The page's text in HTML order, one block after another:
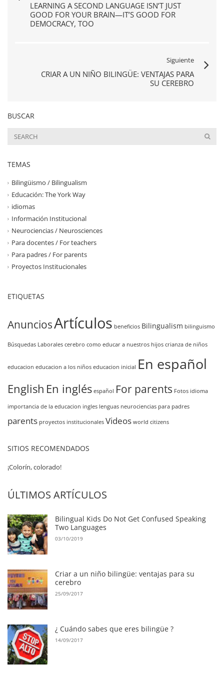
LEARNING A SECOND LANGUAGE ISN’T JUST
GOOD FOR YOUR BRAIN—IT’S GOOD FOR
DEMOCRACY, TOO
Siguiente
CRIAR A UN NIÑO BILINGÜE: VENTAJAS PARA
SU CEREBRO
BUSCAR
TEMAS
Bilingüismo / Bilingualism
Educación: The York Way
idiomas
Información Institucional
Neurociencias / Neurosciences
Para docentes / For teachers
Para padres / For parents
Proyectos Institucionales
ETIQUETAS
AnunciosArtículos beneficios Bilingualism bilinguismo
Búsquedas Laborales cerebro como educar a nuestros hijos crianza de niños
educacion educacion a los niños educacion inicial En español
English En inglés español For parents Fotos idioma
importancia de la educacion ingles lenguas neurociencias para padres
parents proyectos institucionales Videos world citizens
SITIOS RECOMENDADOS
¡Colorín, colorado!
ÚLTIMOS ARTÍCULOS
Bilingual Kids Do Not Get Confused Speaking
Two Languages
03/10/2019
Criar a un niño bilingüe: ventajas para su
cerebro
25/09/2017
¿ Cuándo sabes que eres bilingüe ?
14/09/2017